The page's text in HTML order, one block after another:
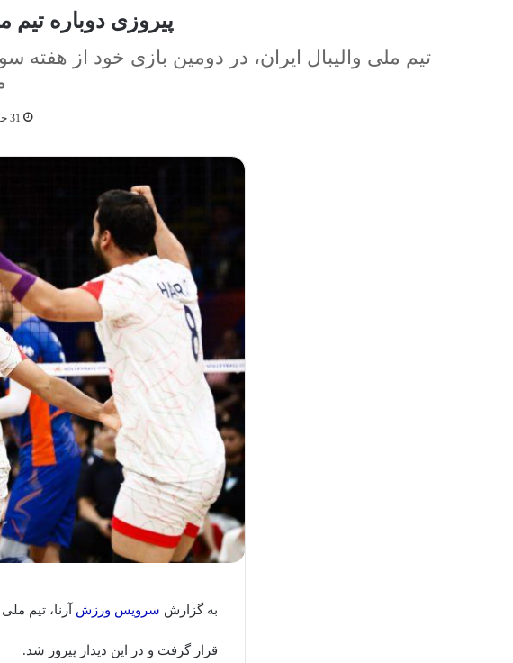
پیروزی دوباره تیم
تیم ملی والیبال ایران، در دومین بازی خود از
31 خرداد, 1403
به گزارش سرویس ورزش آرنا، تیم
قرار گرفت و در این دیدار پیروز شد.